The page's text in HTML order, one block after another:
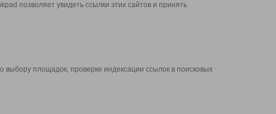
позволяет увидеть ссылки этих сайтов и принять
выбору площадок, проверке индексации ссылок в поисковых